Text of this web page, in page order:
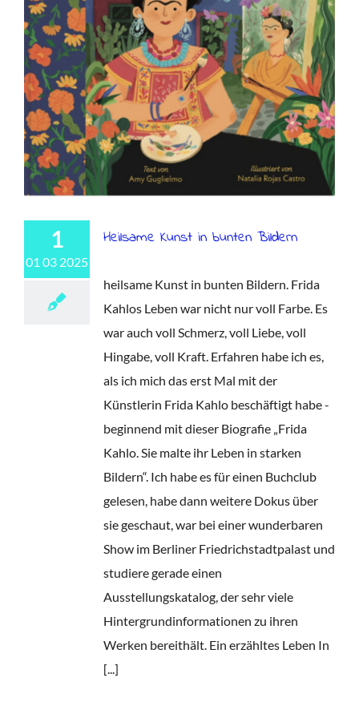
1
01 03 2025
Heilsame Kunst in bunten Bildern
heilsame Kunst in bunten Bildern. Frida
Kahlos Leben war nicht nur voll Farbe. Es
war auch voll Schmerz, voll Liebe, voll
Hingabe, voll Kraft. Erfahren habe ich es,
als ich mich das erst Mal mit der
Künstlerin Frida Kahlo beschäftigt habe -
beginnend mit dieser Biografie „Frida
Kahlo. Sie malte ihr Leben in starken
Bildern“. Ich habe es für einen Buchclub
gelesen, habe dann weitere Dokus über
sie geschaut, war bei einer wunderbaren
Show im Berliner Friedrichstadtpalast und
studiere gerade einen
Ausstellungskatalog, der sehr viele
Hintergrundinformationen zu ihren
Werken bereithält. Ein erzähltes Leben In
[...]